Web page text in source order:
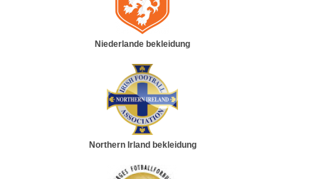
Niederlande bekleidung
Northern Irland bekleidung